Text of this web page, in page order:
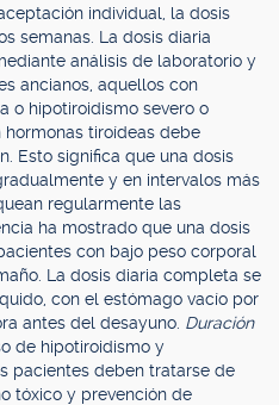
individual, la dosis
semanas. La dosis diaria
análisis de laboratorio y
ancianos, aquellos con
o hipotiroidismo severo o
tiroídeas debe
Esto significa que una dosis
y en intervalos más
regularmente las
ha mostrado que una dosis
con bajo peso corporal
La dosis diaria completa se
con el estómago vacío por
antes del desayuno. Duración
de hipotiroidismo y
pacientes deben tratarse de
tóxico y prevención de